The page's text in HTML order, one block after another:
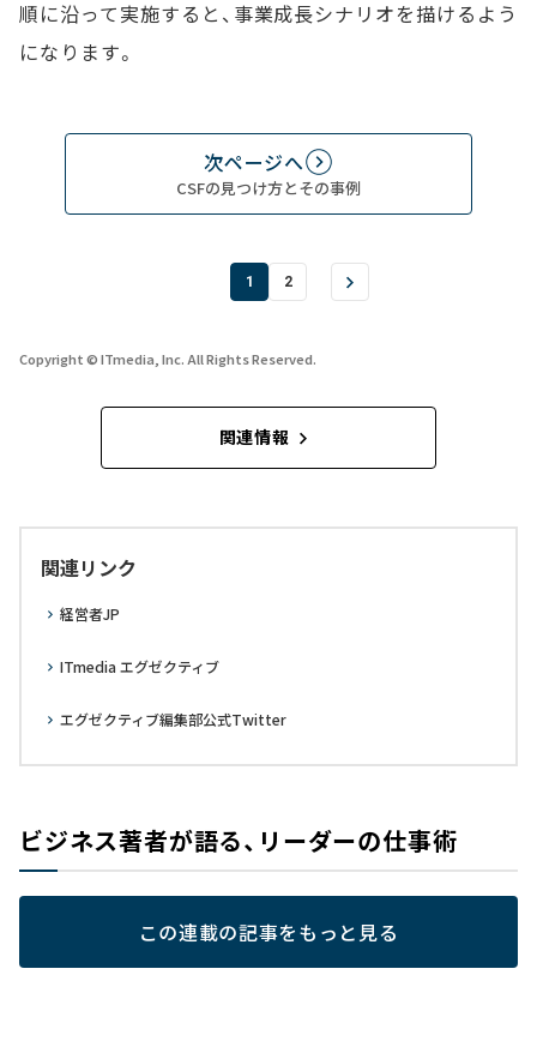
順に沿って実施すると、事業成長シナリオを描けるよう
になります。
次ページへ
CSFの見つけ方とその事例
1 2
Copyright © ITmedia, Inc. All Rights Reserved.
関連情報
関連リンク
経営者JP
ITmedia エグゼクティブ
エグゼクティブ編集部公式Twitter
ビジネス著者が語る、リーダーの仕事術
この連載の記事をもっと見る